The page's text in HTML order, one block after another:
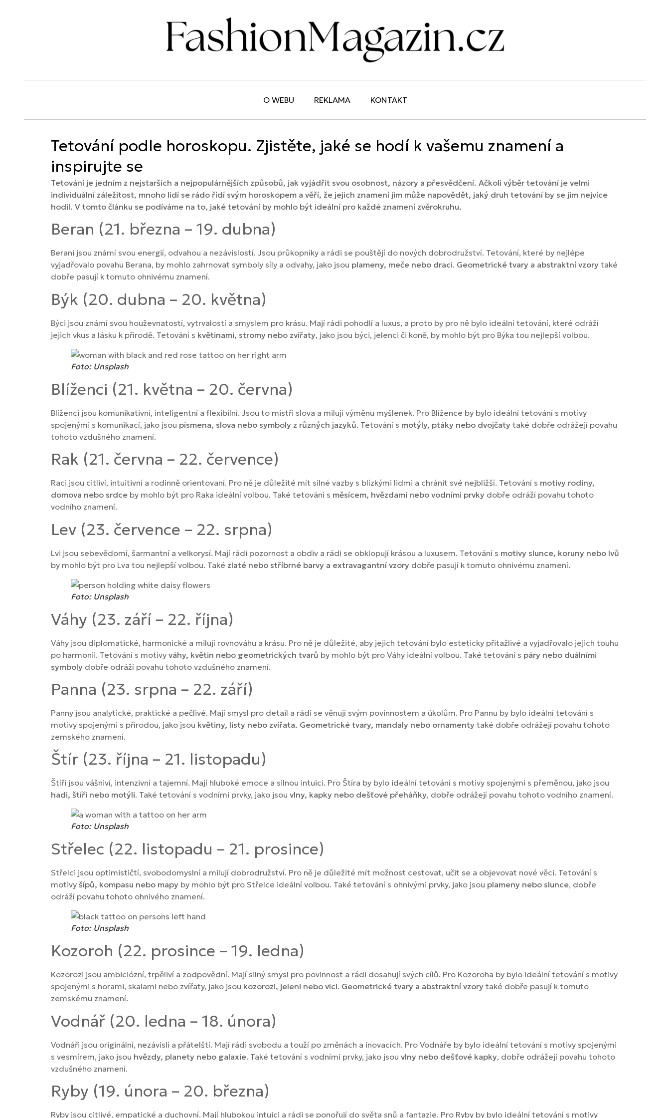
O WEBU REKLAMA KONTAKT
Tetování podle horoskopu. Zjistěte, jaké se hodí k vašemu znamení a
inspirujte se
Tetování je jedním z nejstarších a nejpopulárnějších způsobů, jak vyjádřit svou osobnost, názory a přesvědčení. Ačkoli výběr tetování je velmi
individuální záležitost, mnoho lidí se rádo řídí svým horoskopem a věří, že jejich znamení jim může napovědět, jaký druh tetování by se jim nejvíce
hodil. V tomto článku se podíváme na to, jaké tetování by mohlo být ideální pro každé znamení zvěrokruhu.
Beran (21. března – 19. dubna)
Berani jsou známí svou energií, odvahou a nezávislostí. Jsou průkopníky a rádi se pouštějí do nových dobrodružství. Tetování, které by nejlépe
vyjadřovalo povahu Berana, by mohlo zahrnovat symboly síly a odvahy, jako jsou plameny, meče nebo draci. Geometrické tvary a abstraktní vzory také
dobře pasují k tomuto ohnivému znamení.
Býk (20. dubna – 20. května)
Býci jsou známí svou houževnatostí, vytrvalostí a smyslem pro krásu. Mají rádi pohodlí a luxus, a proto by pro ně bylo ideální tetování, které odráží
jejich vkus a lásku k přírodě. Tetování s květinami, stromy nebo zvířaty, jako jsou býci, jelenci či koně, by mohlo být pro Býka tou nejlepší volbou.
Foto: Unsplash
Blíženci (21. května – 20. června)
Blíženci jsou komunikativní, inteligentní a flexibilní. Jsou to mistři slova a milují výměnu myšlenek. Pro Blížence by bylo ideální tetování s motivy
spojenými s komunikací, jako jsou písmena, slova nebo symboly z různých jazyků. Tetování s motýly, ptáky nebo dvojčaty také dobře odrážejí povahu
tohoto vzdušného znamení.
Rak (21. června – 22. července)
Raci jsou citliví, intuitivní a rodinně orientovaní. Pro ně je důležité mít silné vazby s blízkými lidmi a chránit své nejbližší. Tetování s motivy rodiny,
domova nebo srdce by mohlo být pro Raka ideální volbou. Také tetování s měsícem, hvězdami nebo vodními prvky dobře odráží povahu tohoto
vodního znamení.
Lev (23. července – 22. srpna)
Lvi jsou sebevědomí, šarmantní a velkorysí. Mají rádi pozornost a obdiv a rádi se obklopují krásou a luxusem. Tetování s motivy slunce, koruny nebo lvů
by mohlo být pro Lva tou nejlepší volbou. Také zlaté nebo stříbrné barvy a extravagantní vzory dobře pasují k tomuto ohnivému znamení.
Foto: Unsplash
Váhy (23. září – 22. října)
Váhy jsou diplomatické, harmonické a milují rovnováhu a krásu. Pro ně je důležité, aby jejich tetování bylo esteticky přitažlivé a vyjadřovalo jejich touhu
po harmonii. Tetování s motivy váhy, květin nebo geometrických tvarů by mohlo být pro Váhy ideální volbou. Také tetování s páry nebo duálními
symboly dobře odráží povahu tohoto vzdušného znamení.
Panna (23. srpna – 22. září)
Panny jsou analytické, praktické a pečlivé. Mají smysl pro detail a rádi se věnují svým povinnostem a úkolům. Pro Pannu by bylo ideální tetování s
motivy spojenými s přírodou, jako jsou květiny, listy nebo zvířata. Geometrické tvary, mandaly nebo ornamenty také dobře odrážejí povahu tohoto
zemského znamení.
Štír (23. října – 21. listopadu)
Štíři jsou vášniví, intenzivní a tajemní. Mají hluboké emoce a silnou intuici. Pro Štíra by bylo ideální tetování s motivy spojenými s přeměnou, jako jsou
hadi, štíři nebo motýli. Také tetování s vodními prvky, jako jsou vlny, kapky nebo dešťové přeháňky, dobře odrážejí povahu tohoto vodního znamení.
Foto: Unsplash
Střelec (22. listopadu – 21. prosince)
Střelci jsou optimističtí, svobodomyslní a milují dobrodružství. Pro ně je důležité mít možnost cestovat, učit se a objevovat nové věci. Tetování s
motivy šípů, kompasu nebo mapy by mohlo být pro Střelce ideální volbou. Také tetování s ohnivými prvky, jako jsou plameny nebo slunce, dobře
odráží povahu tohoto ohnivého znamení.
Foto: Unsplash
Kozoroh (22. prosince – 19. ledna)
Kozorozi jsou ambiciózní, trpěliví a zodpovědní. Mají silný smysl pro povinnost a rádi dosahují svých cílů. Pro Kozoroha by bylo ideální tetování s motivy
spojenými s horami, skalami nebo zvířaty, jako jsou kozorozi, jeleni nebo vlci. Geometrické tvary a abstraktní vzory také dobře pasují k tomuto
zemskému znamení.
Vodnář (20. ledna – 18. února)
Vodnáři jsou originální, nezávislí a přátelští. Mají rádi svobodu a touží po změnách a inovacích. Pro Vodnáře by bylo ideální tetování s motivy spojenými
s vesmírem, jako jsou hvězdy, planety nebo galaxie. Také tetování s vodními prvky, jako jsou vlny nebo dešťové kapky, dobře odrážejí povahu tohoto
vzdušného znamení.
Ryby (19. února – 20. března)
Ryby jsou citlivé, empatické a duchovní. Mají hlubokou intuici a rádi se ponořují do světa snů a fantazie. Pro Ryby by bylo ideální tetování s motivy